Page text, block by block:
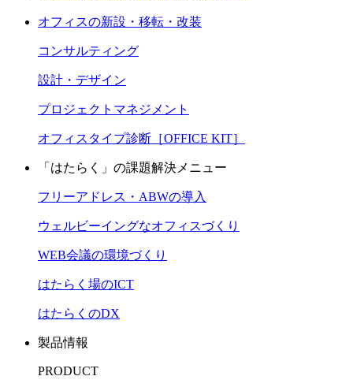
オフィスの新設・移転・改装
コンサルティング
設計・デザイン
プロジェクトマネジメント
オフィスタイプ診断［OFFICE KIT］
「はたらく」の課題解決メニュー
フリーアドレス・ABWの導入
ウェルビーイングなオフィスづくり
WEB会議の環境づくり
はたらく場のICT
はたらくのDX
製品情報
PRODUCT